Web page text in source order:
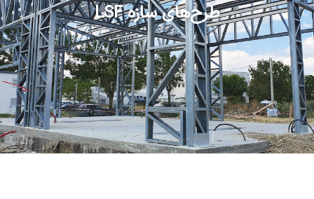
طرح‌های سازه LSF